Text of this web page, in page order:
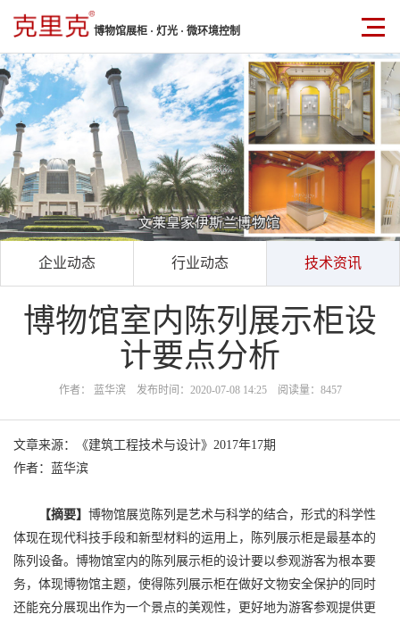
博物馆展柜 · 灯光 · 微环境控制
企业动态 行业动态 技术资讯
博物馆室内陈列展示柜设
计要点分析
作者： 蓝华滨 发布时间：2020-07-08 14:25 阅读量：8457
文章来源：《建筑工程技术与设计》2017年17期
作者：蓝华滨
【摘要】 博物馆展览陈列是艺术与科学的结合，形式的科学性
体现在现代科技手段和新型材料的运用上，陈列展示柜是最基本的
陈列设备。博物馆室内的陈列展示柜的设计要以参观游客为根本要
务，体现博物馆主题，使得陈列展示柜在做好文物安全保护的同时
还能充分展现出作为一个景点的美观性，更好地为游客参观提供更